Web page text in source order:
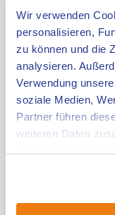
Wir verwenden
personalisieren,
zu können und die
analysieren.
Verwendung
soziale Medien,
Partner führen
weiteren Daten
Insel in der
Stevensweert
auf der 'Insel in
zwei
Der Hauptstrom
Festungsstadt
natürliche